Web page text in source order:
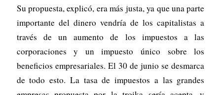
Su propuesta, explicó, era más justa, ya que una parte
importante del dinero vendría de los capitalistas a
través de un aumento de los impuestos a las
corporaciones y un impuesto único sobre los
beneficios empresariales. El 30 de junio se desmarca
de todo esto. La tasa de impuestos a las grandes